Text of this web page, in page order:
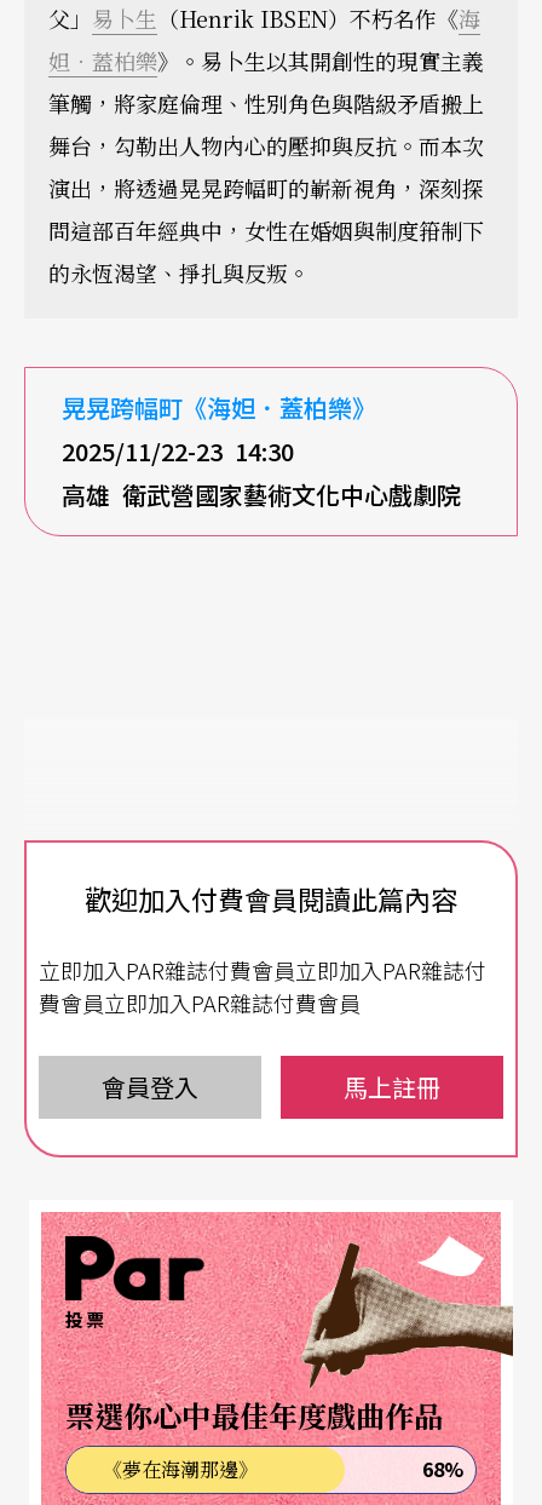
父」 易卜生 （Henrik IBSEN）不朽名作《海
妲．蓋柏樂》。易卜生以其開創性的現實主義
筆觸，將家庭倫理、性別角色與階級矛盾搬上
舞台，勾勒出人物內心的壓抑與反抗。而本次
演出，將透過晃晃跨幅町的嶄新視角，深刻探
問這部百年經典中，女性在婚姻與制度箝制下
的永恆渴望、掙扎與反叛。
晃晃跨幅町《海妲．蓋柏樂》
2025/11/22-23 14:30
高雄 衛武營國家藝術文化中心戲劇院
歡迎加入付費會員閱讀此篇內容
立即加入PAR雜誌付費會員立即加入PAR雜誌付
費會員立即加入PAR雜誌付費會員
會員登入 馬上註冊
投票
票選你心中最佳年度戲曲作品
《夢在海潮那邊》 68%